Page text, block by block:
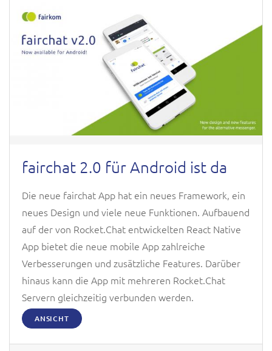
fairchat 2.0 für Android ist da
Die neue fairchat App hat ein neues Framework, ein
neues Design und viele neue Funktionen. Aufbauend
auf der von Rocket.Chat entwickelten React Native
App bietet die neue mobile App zahlreiche
Verbesserungen und zusätzliche Features. Darüber
hinaus kann die App mit mehreren Rocket.Chat
Servern gleichzeitig verbunden werden.
ANSICHT